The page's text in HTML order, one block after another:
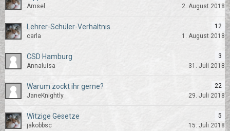
Amsel
2. August 2018
Lehrer-Schüler-Verhältnis
12
carla
1. August 2018
CSD Hamburg
3
Annaluisa
31. Juli 2018
Warum zockt ihr gerne?
22
JaneKnightly
29. Juli 2018
Witzige Gesetze
5
jakobbsc
15. Juli 2018